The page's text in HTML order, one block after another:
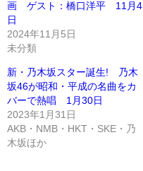
画 ゲスト：橋口洋平 11月4
日
2024年11月5日
未分類
新・乃木坂スター誕生! 乃木
坂46が昭和・平成の名曲をカ
バーで熱唱 1月30日
2023年1月31日
AKB・NMB・HKT・SKE・乃
木坂ほか